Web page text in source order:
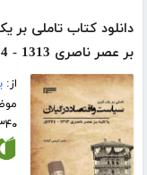
دانلود کتاب تاملی بر
بر عصر ناصری 1313 - 1264 ق
از:
۳۴۰